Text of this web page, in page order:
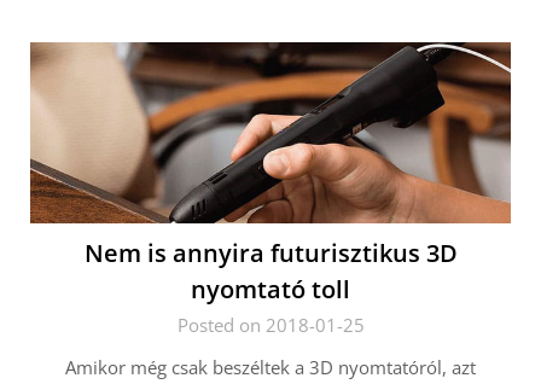
Nem is annyira futurisztikus 3D
nyomtató toll
Posted on 2018-01-25
Amikor még csak beszéltek a 3D nyomtatóról, azt